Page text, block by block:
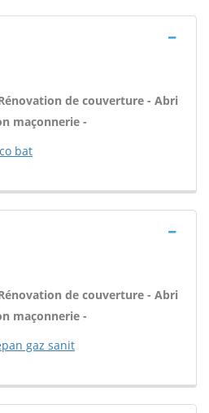
de couverture - Abri
maçonnerie -
bat
de couverture - Abri
maçonnerie -
gaz sanit